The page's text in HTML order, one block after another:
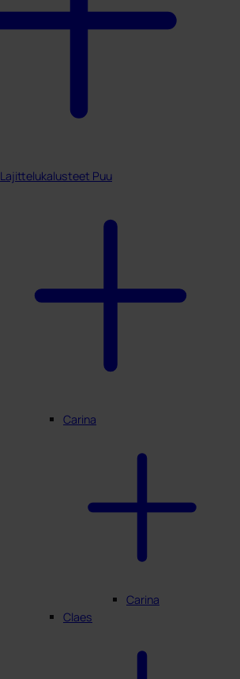
Lajittelukalusteet Puu
Carina
Carina
Claes